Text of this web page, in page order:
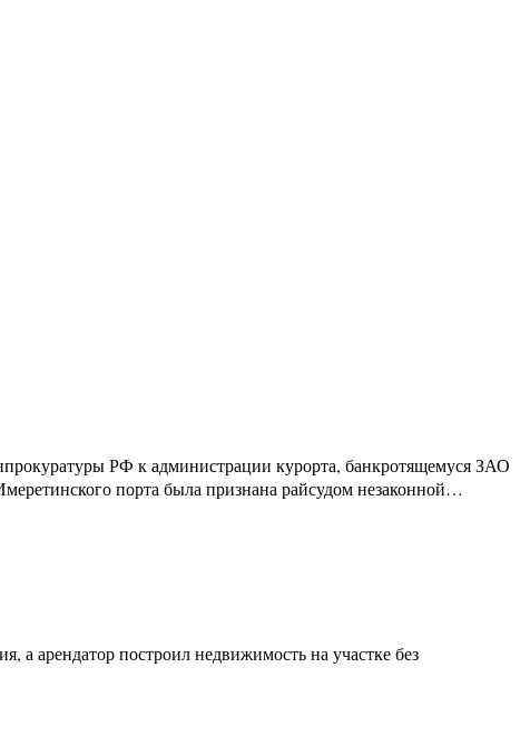
РФ к администрации курорта, банкротящемуся ЗАО
порта была признана райсудом незаконной…
а арендатор построил недвижимость на участке без